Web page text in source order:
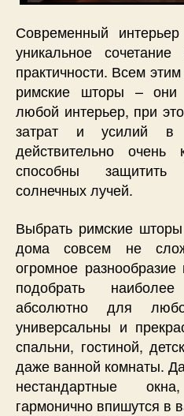
Современный
уникальное
практичности. Всем
римские шторы – они
любой интерьер, при
затрат и усилий
действительно очень
способны
солнечных лучей.
Выбрать римские
дома совсем не
огромное
подобрать
абсолютно для
универсальны и
спальни, гостиной,
даже ванной комнаты.
нестандартные
гармонично впишутся в